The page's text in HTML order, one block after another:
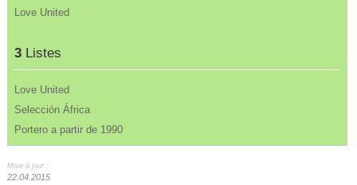
Love United
3 Listes
Love United
Selección África
Portero a partir de 1990
Mise à jour :
22.04.2015